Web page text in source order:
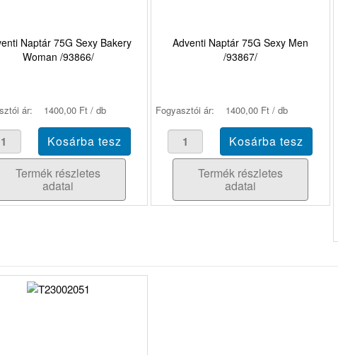
Naptár 75G Sexy Bakery
Woman /93866/
ár: 1400,00 Ft / db
Termék részletes
adatai
Adventi Naptár 75G Sexy Men
/93867/
Fogyasztói ár: 1400,00 Ft / db
Termék részletes
adatai